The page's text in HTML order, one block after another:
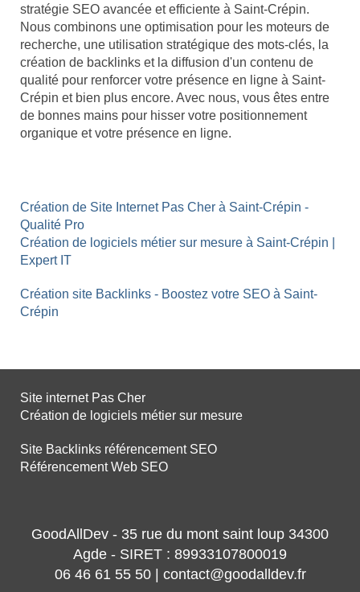
stratégie SEO avancée et efficiente à Saint-Crépin.
Nous combinons une optimisation pour les moteurs de
recherche, une utilisation stratégique des mots-clés, la
création de backlinks et la diffusion d'un contenu de
qualité pour renforcer votre présence en ligne à Saint-
Crépin et bien plus encore. Avec nous, vous êtes entre
de bonnes mains pour hisser votre positionnement
organique et votre présence en ligne.
Création de Site Internet Pas Cher à Saint-Crépin -
Qualité Pro
Création de logiciels métier sur mesure à Saint-Crépin |
Expert IT
Création site Backlinks - Boostez votre SEO à Saint-
Crépin
Site internet Pas Cher
Création de logiciels métier sur mesure
Site Backlinks référencement SEO
Référencement Web SEO
GoodAllDev - 35 rue du mont saint loup 34300
Agde - SIRET : 89933107800019
06 46 61 55 50 | contact@goodalldev.fr